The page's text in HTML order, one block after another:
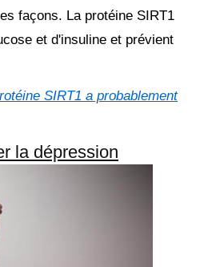
façons. La protéine SIRT1
et d'insuline et prévient
SIRT1 a probablement
la dépression